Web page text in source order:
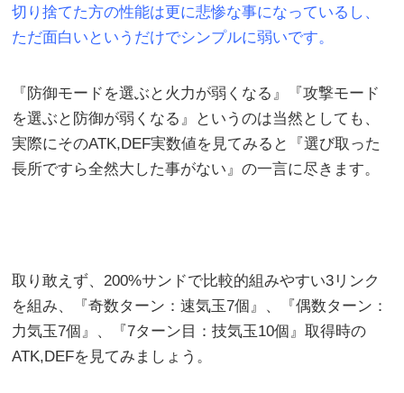
切り捨てた方の性能は更に悲惨な事になっているし、
ただ面白いというだけでシンプルに弱いです。
『防御モードを選ぶと火力が弱くなる』『攻撃モード
を選ぶと防御が弱くなる』というのは当然としても、
実際にそのATK,DEF実数値を見てみると『選び取った
長所ですら全然大した事がない』の一言に尽きます。
取り敢えず、200%サンドで比較的組みやすい3リンク
を組み、『奇数ターン：速気玉7個』、『偶数ターン：
力気玉7個』、『7ターン目：技気玉10個』取得時の
ATK,DEFを見てみましょう。